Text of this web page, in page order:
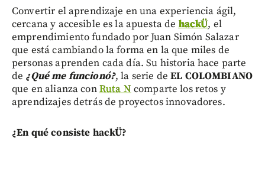
Convertir el aprendizaje en una experiencia ágil,
cercana y accesible es la apuesta de hackÜ, el
emprendimiento fundado por Juan Simón Salazar
que está cambiando la forma en la que miles de
personas aprenden cada día. Su historia hace parte
de ¿Qué me funcionó?, la serie deEL COLOMBIANO
que en alianza conRuta N comparte los retos y
aprendizajes detrás de proyectos innovadores.
¿En qué consiste hackÜ?